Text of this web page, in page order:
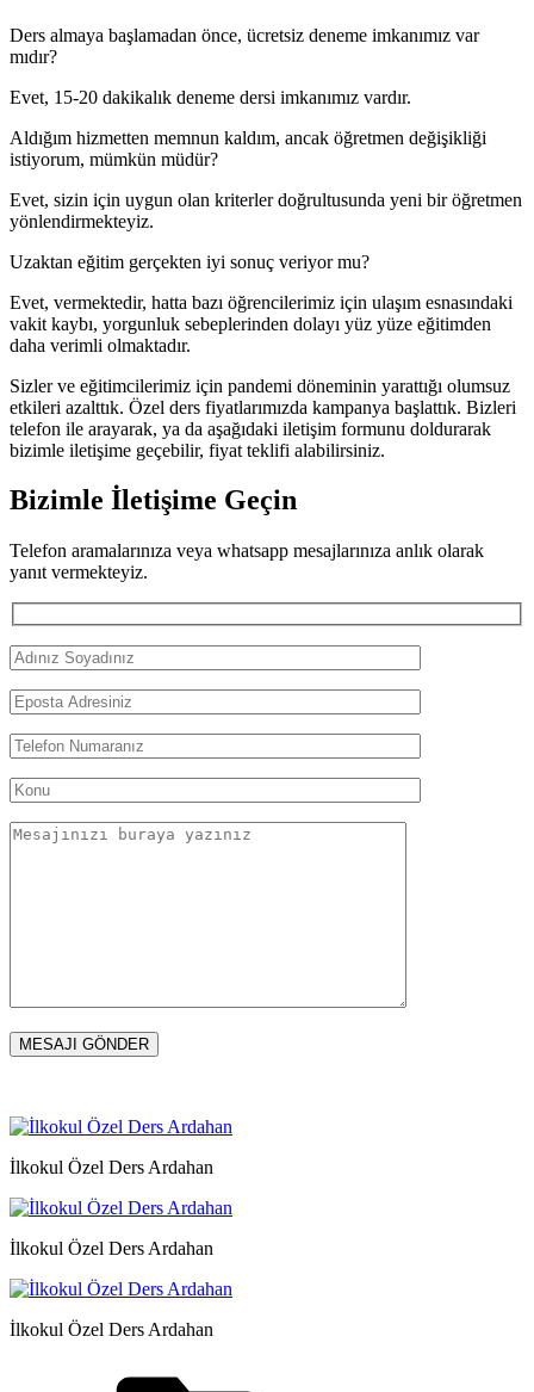
Ders almaya başlamadan önce, ücretsiz deneme imkanımız var
mıdır?
Evet, 15-20 dakikalık deneme dersi imkanımız vardır.
Aldığım hizmetten memnun kaldım, ancak öğretmen değişikliği
istiyorum, mümkün müdür?
Evet, sizin için uygun olan kriterler doğrultusunda yeni bir öğretmen
yönlendirmekteyiz.
Uzaktan eğitim gerçekten iyi sonuç veriyor mu?
Evet, vermektedir, hatta bazı öğrencilerimiz için ulaşım esnasındaki
vakit kaybı, yorgunluk sebeplerinden dolayı yüz yüze eğitimden
daha verimli olmaktadır.
Sizler ve eğitimcilerimiz için pandemi döneminin yarattığı olumsuz
etkileri azalttık. Özel ders fiyatlarımızda kampanya başlattık. Bizleri
telefon ile arayarak, ya da aşağıdaki iletişim formunu doldurarak
bizimle iletişime geçebilir, fiyat teklifi alabilirsiniz.
Bizimle İletişime Geçin
Telefon aramalarınıza veya whatsapp mesajlarınıza anlık olarak
yanıt vermekteyiz.
İlkokul Özel Ders Ardahan
İlkokul Özel Ders Ardahan
İlkokul Özel Ders Ardahan